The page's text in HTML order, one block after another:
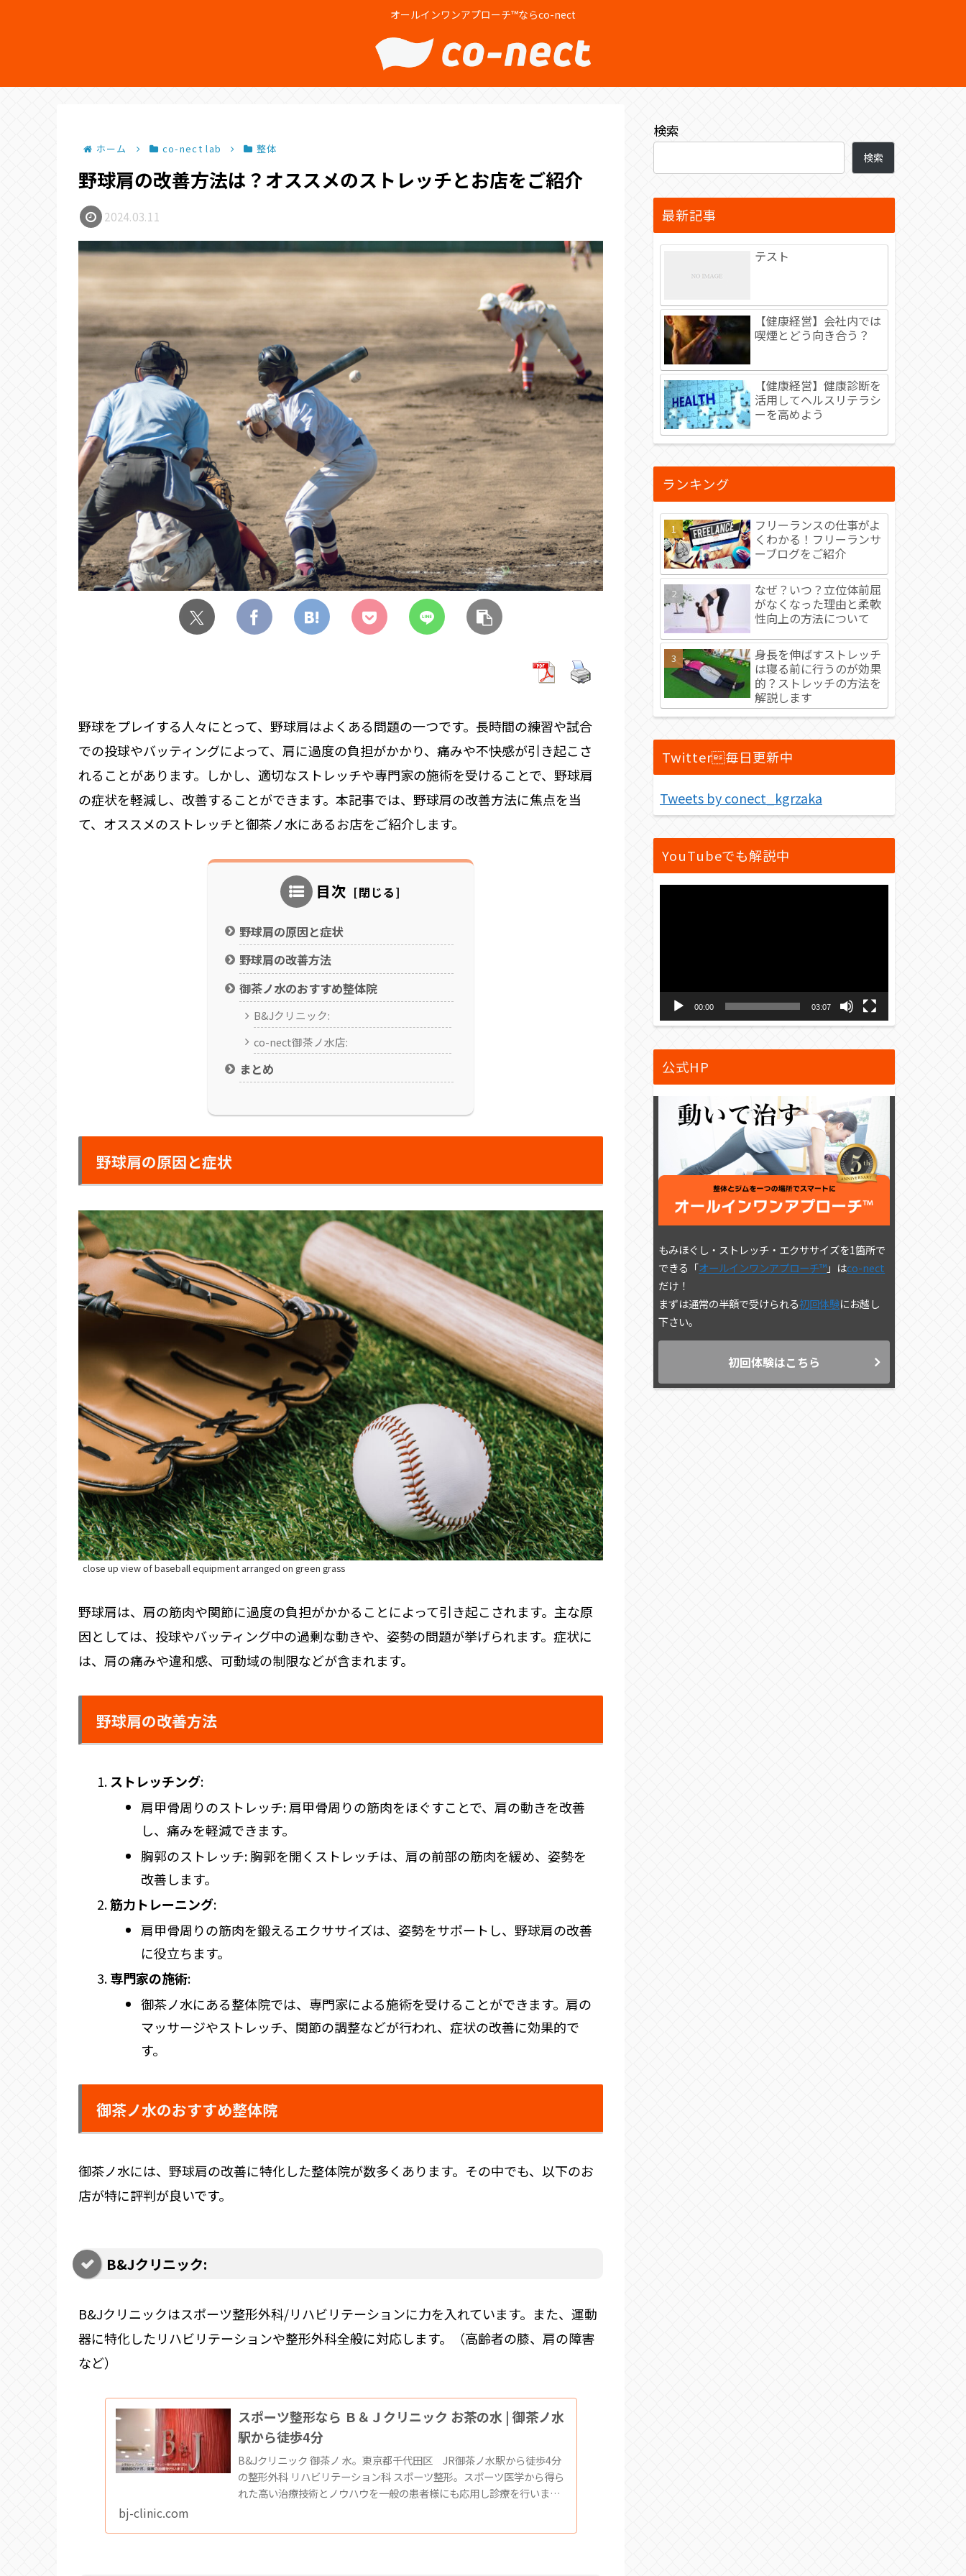
オールインワンアプローチ™ならco-nect
ホーム co-nect lab 整体
野球肩の改善方法は？オススメのストレッチとお店をご紹介
2024.03.11
野球をプレイする人々にとって、野球肩はよくある問題の一つです。長時間の練習や試合
での投球やバッティングによって、肩に過度の負担がかかり、痛みや不快感が引き起こさ
れることがあります。しかし、適切なストレッチや専門家の施術を受けることで、野球肩
の症状を軽減し、改善することができます。本記事では、野球肩の改善方法に焦点を当
て、オススメのストレッチと御茶ノ水にあるお店をご紹介します。
目次
野球肩の原因と症状
野球肩の改善方法
御茶ノ水のおすすめ整体院
B&Jクリニック:
co-nect御茶ノ水店:
まとめ
野球肩の原因と症状
close up view of baseball equipment arranged on green grass
野球肩は、肩の筋肉や関節に過度の負担がかかることによって引き起こされます。主な原
因としては、投球やバッティング中の過剰な動きや、姿勢の問題が挙げられます。症状に
は、肩の痛みや違和感、可動域の制限などが含まれます。
野球肩の改善方法
ストレッチング:
肩甲骨周りのストレッチ: 肩甲骨周りの筋肉をほぐすことで、肩の動きを改善
し、痛みを軽減できます。
胸郭のストレッチ: 胸郭を開くストレッチは、肩の前部の筋肉を緩め、姿勢を
改善します。
筋力トレーニング:
肩甲骨周りの筋肉を鍛えるエクササイズは、姿勢をサポートし、野球肩の改善
に役立ちます。
専門家の施術:
御茶ノ水にある整体院では、専門家による施術を受けることができます。肩の
マッサージやストレッチ、関節の調整などが行われ、症状の改善に効果的で
す。
御茶ノ水のおすすめ整体院
御茶ノ水には、野球肩の改善に特化した整体院が数多くあります。その中でも、以下のお
店が特に評判が良いです。
B&Jクリニック:
B&Jクリニックはスポーツ整形外科/リハビリテーションに力を入れています。また、運動
器に特化したリハビリテーションや整形外科全般に対応します。（高齢者の膝、肩の障害
など）
スポーツ整形なら Ｂ＆Ｊクリニック お茶の水 | 御茶ノ水
駅から徒歩4分
B&Jクリニック 御茶ノ 水。東京都千代田区 JR御茶ノ水駅から徒歩4分
の整形外科 リハビリテーション科 スポーツ整形。スポーツ医学から得ら
れた高い治療技術とノウハウを一般の患者様にも応用し診療を行いま
bj-clinic.com
検索
検索
最新記事
テスト
【健康経営】会社内では
喫煙とどう向き合う？
【健康経営】健康診断を
活用してヘルスリテラシ
ーを高めよう
ランキング
フリーランスの仕事がよ
くわかる！フリーランサ
ーブログをご紹介
なぜ？いつ？立位体前屈
がなくなった理由と柔軟
性向上の方法について
身長を伸ばすストレッチ
は寝る前に行うのが効果
的？ストレッチの方法を
解説します
Twitter毎日更新中
Tweets by conect_kgrzaka
YouTubeでも解説中
ー
ー
00:00 03:07
公式HP
もみほぐし・ストレッチ・エクササイズを1箇所で
できる「オールインワンアプローチ™」はco-nect
だけ！
まずは通常の半額で受けられる初回体験にお越し
下さい。
初回体験はこちら